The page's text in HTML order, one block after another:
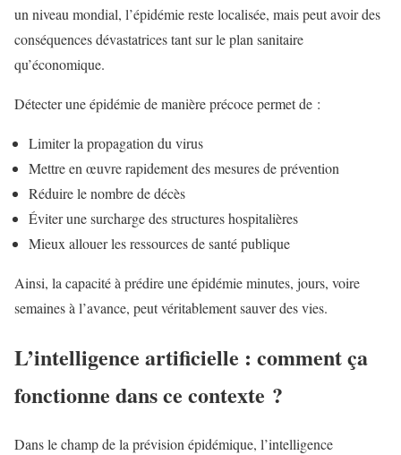
un niveau mondial, l’épidémie reste localisée, mais peut avoir des
conséquences dévastatrices tant sur le plan sanitaire
qu’économique.
Détecter une épidémie de manière précoce permet de :
Limiter la propagation du virus
Mettre en œuvre rapidement des mesures de prévention
Réduire le nombre de décès
Éviter une surcharge des structures hospitalières
Mieux allouer les ressources de santé publique
Ainsi, la capacité à prédire une épidémie minutes, jours, voire
semaines à l’avance, peut véritablement sauver des vies.
L’intelligence artificielle : comment ça
fonctionne dans ce contexte ?
Dans le champ de la prévision épidémique, l’intelligence